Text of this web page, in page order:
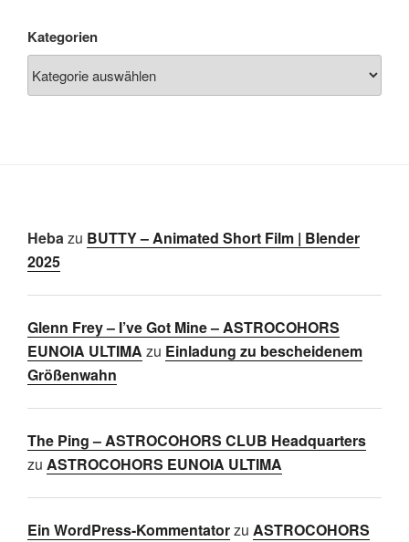
Kategorien
Hebazu BUTTY – Animated Short Film | Blender
2025
Glenn Frey – I’ve Got Mine – ASTROCOHORS
EUNOIA ULTIMA zu Einladung zu bescheidenem
Größenwahn
The Ping – ASTROCOHORS CLUB Headquarters
zu ASTROCOHORS EUNOIA ULTIMA
Ein WordPress-Kommentatorzu ASTROCOHORS